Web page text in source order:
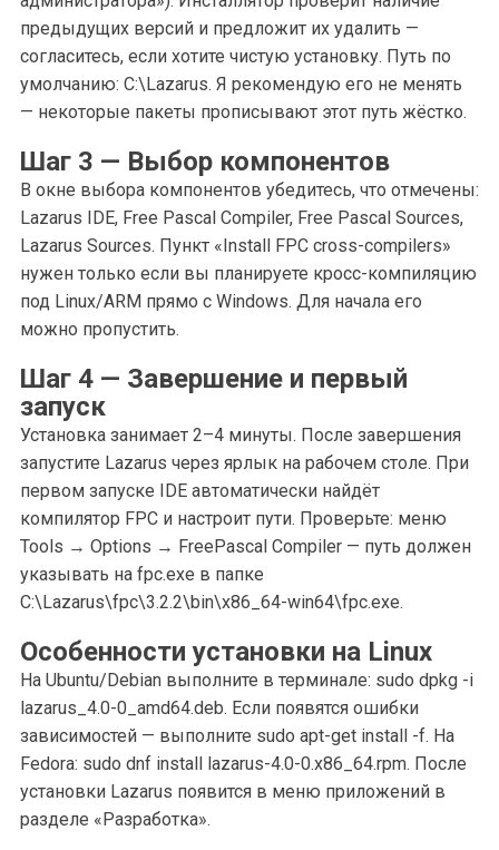
предыдущих версий и предложит их удалить —
согласитесь, если хотите чистую установку. Путь по
умолчанию: C:\Lazarus. Я рекомендую его не менять
— некоторые пакеты прописывают этот путь жёстко.
Шаг 3 — Выбор компонентов
В окне выбора компонентов убедитесь, что отмечены:
Lazarus IDE, Free Pascal Compiler, Free Pascal Sources,
Lazarus Sources. Пункт «Install FPC cross-compilers»
нужен только если вы планируете кросс-компиляцию
под Linux/ARM прямо с Windows. Для начала его
можно пропустить.
Шаг 4 — Завершение и первый
запуск
Установка занимает 2–4 минуты. После завершения
запустите Lazarus через ярлык на рабочем столе. При
первом запуске IDE автоматически найдёт
компилятор FPC и настроит пути. Проверьте: меню
Tools → Options → FreePascal Compiler — путь должен
указывать на fpc.exe в папке
C:\Lazarus\fpc\3.2.2\bin\x86_64-win64\fpc.exe.
Особенности установки на Linux
На Ubuntu/Debian выполните в терминале: sudo dpkg -i
lazarus_4.0-0_amd64.deb. Если появятся ошибки
зависимостей — выполните sudo apt-get install -f. На
Fedora: sudo dnf install lazarus-4.0-0.x86_64.rpm. После
установки Lazarus появится в меню приложений в
разделе «Разработка».